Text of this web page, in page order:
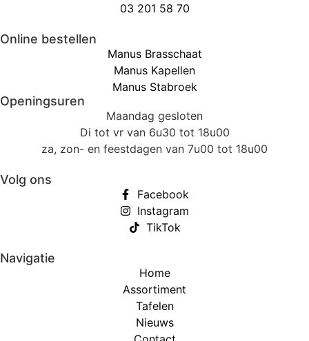
03 201 58 70
Online bestellen
Manus Brasschaat
Manus Kapellen
Manus Stabroek
Openingsuren
Maandag gesloten
Di tot vr van 6u30 tot 18u00
za, zon- en feestdagen van 7u00 tot 18u00
Volg ons
Facebook
Instagram
TikTok
Navigatie
Home
Assortiment
Tafelen
Nieuws